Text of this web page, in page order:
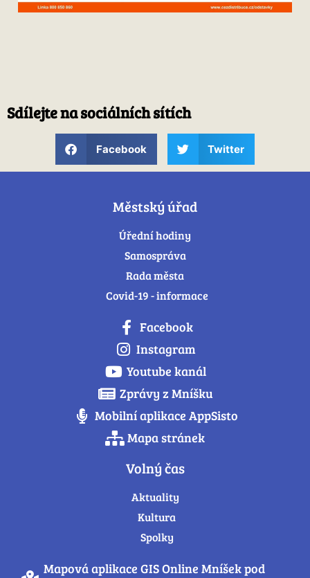
Sdílejte na sociálních sítích
Facebook Twitter
Městský úřad
Úřední hodiny
Samospráva
Rada města
Covid-19 - informace
Facebook
Instagram
Youtube kanál
Zprávy z Mníšku
Mobilní aplikace AppSisto
Mapa stránek
Volný čas
Aktuality
Kultura
Spolky
Mapová aplikace GIS Online Mníšek pod